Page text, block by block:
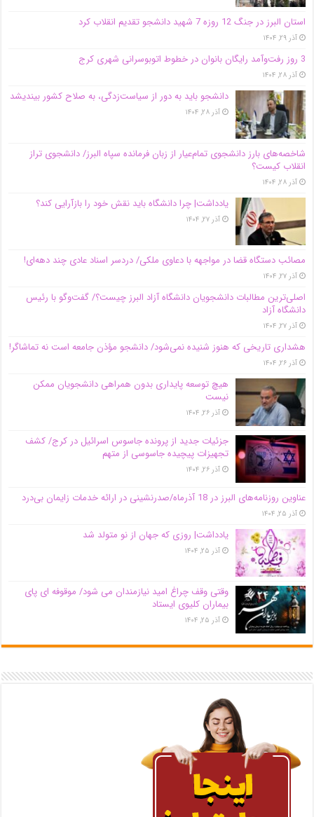
استان البرز در جنگ 12 روزه 7 شهید دانشجو تقدیم انقلاب کرد
آذر ۲۹, ۱۴۰۴
3 روز رفت‌وآمد رایگان بانوان در خطوط اتوبوسرانی شهری کرج
آذر ۲۸, ۱۴۰۴
دانشجو باید به دور از سیاست‌زدگی، به صلاح کشور بیندیشد
آذر ۲۸, ۱۴۰۴
شاخصه‌های بارز دانشجوی تمام‌عیار از زبان فرمانده سپاه البرز/ دانشجوی تراز
انقلاب کیست؟
آذر ۲۸, ۱۴۰۴
یادداشت| چرا دانشگاه باید نقش خود را بازآرایی کند؟
آذر ۲۷, ۱۴۰۴
مصائب دستگاه قضا در مواجهه با دعاوی ملکی/ دردسر اسناد عادی چند‌ دهه‌ای!
آذر ۲۷, ۱۴۰۴
اصلی‌ترین مطالبات دانشجویان دانشگاه آزاد البرز چیست؟/ گفت‌وگو با رئیس
دانشگاه آز‌اد
آذر ۲۷, ۱۴۰۴
هشداری تاریخی که هنوز شنیده نمی‌شود/ دانشجو مؤذن جامعه است نه تماشاگر!
آذر ۲۶, ۱۴۰۴
هیچ توسعه پایداری بدون همراهی دانشجویان ممکن
نیست
آذر ۲۶, ۱۴۰۴
جزئیات جدید از پرونده جاسوس اسرائیل در کرج/‌ کشف
تجهیزات پیچیده جاسوسی از متهم
آذر ۲۶, ۱۴۰۴
عناوین روزنامه‌های البرز در ‌18 آذرماه/صدرنشینی در ارائه خدمات زایمان بی‌درد
آذر ۲۵, ۱۴۰۴
یادداشت| روزی که جهان از نو متولد شد
آذر ۲۵, ۱۴۰۴
وقتی وقف چراغ امید نیازمندان می شود/ موقوفه ای پای
بیماران کلیوی ایستاد
آذر ۲۵, ۱۴۰۴